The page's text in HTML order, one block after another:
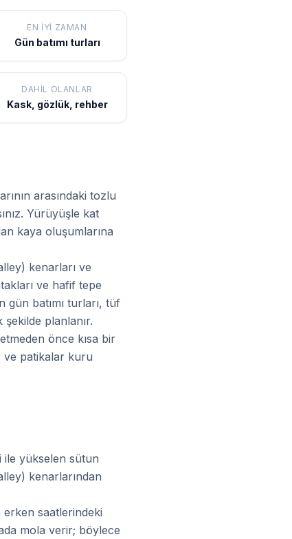
EN İYI ZAMAN
Gün batımı turları
DAHIL OLANLAR
Kask, gözlük, rehber
arasındaki tozlu
Yürüyüşle kat
kaya oluşumlarına
kenarları ve
ve hafif tepe
gün batımı turları, tüf
planlanır.
önce kısa bir
ve patikalar kuru
ile yükselen sütun
kenarlarından
erken saatlerindeki
mola verir; böylece